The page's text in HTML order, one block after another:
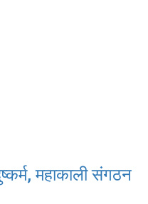
महाकाली संगठन